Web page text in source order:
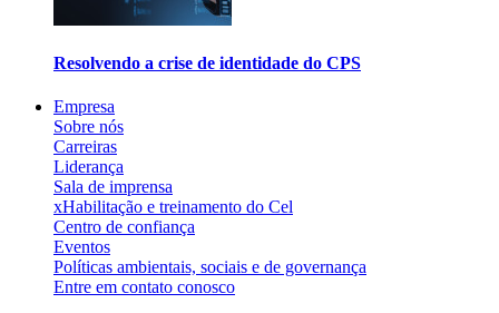
Resolvendo a crise de identidade do CPS
Empresa
Sobre nós
Carreiras
Liderança
Sala de imprensa
xHabilitação e treinamento do Cel
Centro de confiança
Eventos
Políticas ambientais, sociais e de governança
Entre em contato conosco